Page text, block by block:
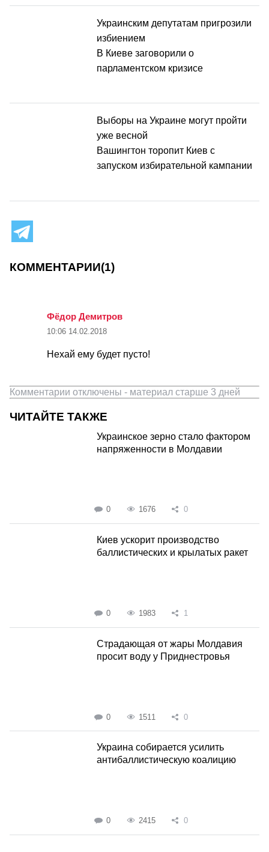
Украинским депутатам пригрозили
избиением
В Киеве заговорили о
парламентском кризисе
Выборы на Украине могут пройти
уже весной
Вашингтон торопит Киев с
запуском избирательной кампании
КОММЕНТАРИИ(1)
Фёдор Демитров
10:06 14.02.2018
Нехай ему будет пусто!
Комментарии отключены - материал старше 3 дней
ЧИТАЙТЕ ТАКЖЕ
Украинское зерно стало фактором
напряженности в Молдавии
0 1676 0
Киев ускорит производство
баллистических и крылатых ракет
0 1983 1
Страдающая от жары Молдавия
просит воду у Приднестровья
0 1511 0
Украина собирается усилить
антибаллистическую коалицию
0 2415 0